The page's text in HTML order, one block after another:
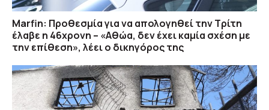
Marfin: Προθεσμία για να απολογηθεί την Τρίτη
έλαβε η 46χρονη – «Αθώα, δεν έχει καμία σχέση με
την επίθεση», λέει ο δικηγόρος της
•
Νέο κύμα καύσωνα «σαρώνει» την Ευρώπη –
Θερμοκρασίες άνω των 40°C σε Ιταλία,
Ισπανία και Βαλκάνια
•Ιαπωνία: Ο τυφώνας Dolphin έκλεισε το
αεροδρόμιο της Οκινάουα – Ακυρώθηκαν όλες
οι πτήσεις, φόβοι για νέες καταστροφές